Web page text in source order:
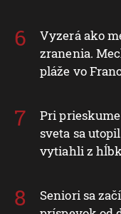
Vyzerá ako
zranenia.
pláže vo
Pri
sveta sa
vytiahli z
Seniori sa